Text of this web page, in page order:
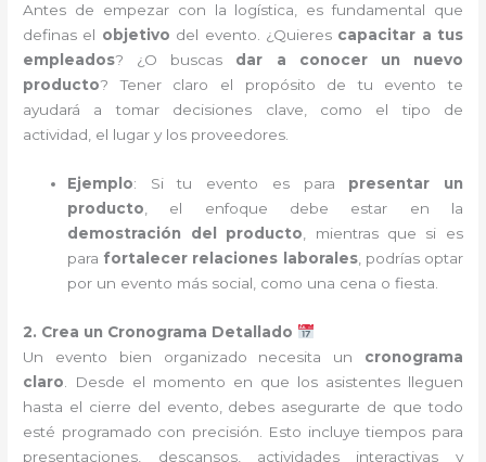
Antes de empezar con la logística, es fundamental que
definas el objetivo del evento. ¿Quieres capacitar a tus
empleados? ¿O buscas dar a conocer un nuevo
producto? Tener claro el propósito de tu evento te
ayudará a tomar decisiones clave, como el tipo de
actividad, el lugar y los proveedores.
Ejemplo: Si tu evento es para presentar un
producto , el enfoque debe estar en la
demostración del producto , mientras que si es
para fortalecer relaciones laborales, podrías optar
por un evento más social, como una cena o fiesta.
2. Crea un Cronograma Detallado
Un evento bien organizado necesita un cronograma
claro . Desde el momento en que los asistentes lleguen
hasta el cierre del evento, debes asegurarte de que todo
esté programado con precisión. Esto incluye tiempos para
presentaciones, descansos, actividades interactivas y